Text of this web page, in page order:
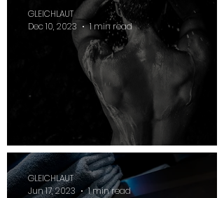
TIGHA - THE DARK SIDE
GLEICHLAUT
Dec 10, 2023
1 min read
GLEICHLAUT
Jun 17, 2023
1 min read